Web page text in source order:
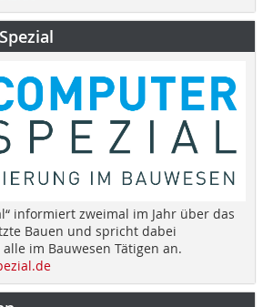
informiert zweimal im Jahr über das
Bauen und spricht dabei
im Bauwesen Tätigen an.